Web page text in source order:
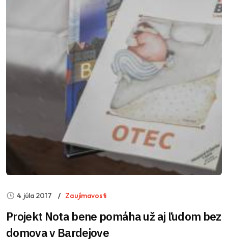
4. júla 2017 Zaujímavosti
Projekt Nota bene pomáha už aj ľudom bez
domova v Bardejove